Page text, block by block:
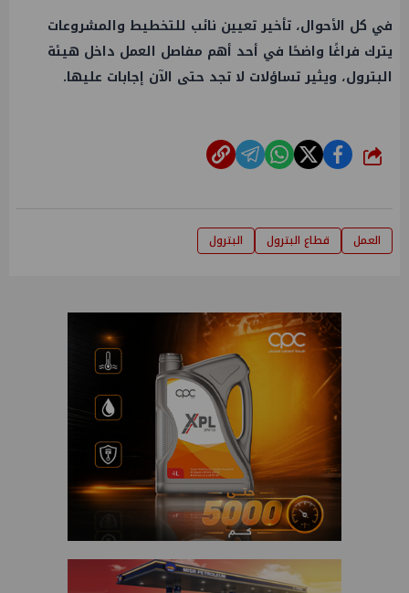
في كل الأحوال، تأخير تعيين نائب للتخطيط والمشروعات
يترك فراغًا واضحًا في أحد أهم مفاصل العمل داخل هيئة
البترول، ويثير تساؤلات لا تجد حتى الآن إجابات عليها.
شارك
العمل قطاع البترول البترول